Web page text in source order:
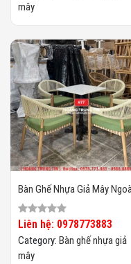
mây
Bàn Ghế Nhựa Giả Mây
Trời HTT129
Liên hệ: 0978773883
Category: Bàn ghế nhựa giả
mây